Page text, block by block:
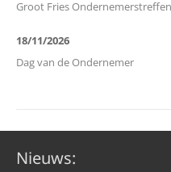
Groot Fries
18/11/2026
Dag van de Ondernemer
Nieuws: